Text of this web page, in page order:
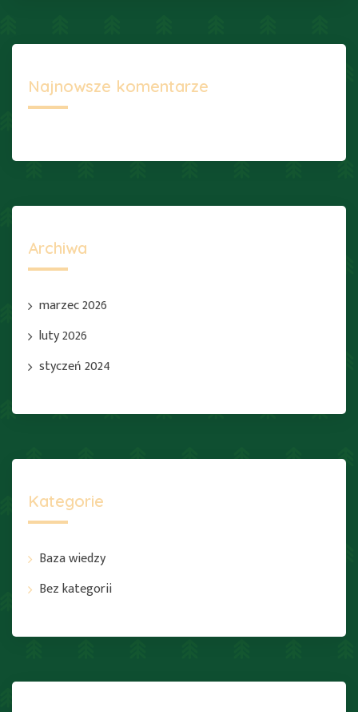
Najnowsze komentarze
Archiwa
marzec 2026
luty 2026
styczeń 2024
Kategorie
Baza wiedzy
Bez kategorii